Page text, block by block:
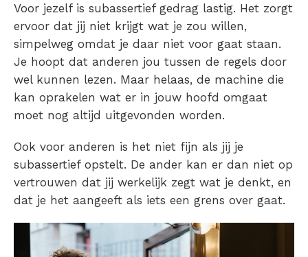
Voor jezelf is subassertief gedrag lastig. Het zorgt
ervoor dat jij niet krijgt wat je zou willen,
simpelweg omdat je daar niet voor gaat staan.
Je hoopt dat anderen jou tussen de regels door
wel kunnen lezen. Maar helaas, de machine die
kan oprakelen wat er in jouw hoofd omgaat
moet nog altijd uitgevonden worden.
Ook voor anderen is het niet fijn als jij je
subassertief opstelt. De ander kan er dan niet op
vertrouwen dat jij werkelijk zegt wat je denkt, en
dat je het aangeeft als iets een grens over gaat.